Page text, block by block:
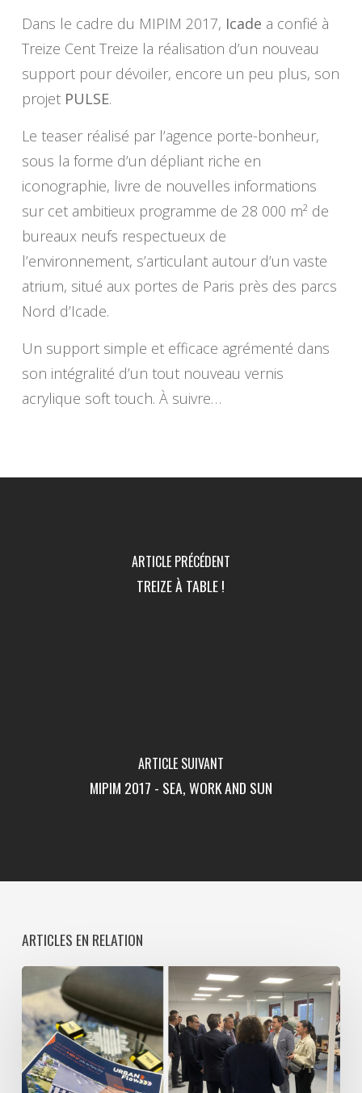
Dans le cadre du MIPIM 2017, Icade a confié à
Treize Cent Treize la réalisation d’un nouveau
support pour dévoiler, encore un peu plus, son
projet PULSE.
Le teaser réalisé par l’agence porte-bonheur,
sous la forme d’un dépliant riche en
iconographie, livre de nouvelles informations
sur cet ambitieux programme de 28 000 m² de
bureaux neufs respectueux de
l’environnement, s’articulant autour d’un vaste
atrium, situé aux portes de Paris près des parcs
Nord d’Icade.
Un support simple et efficace agrémenté dans
son intégralité d’un tout nouveau vernis
acrylique soft touch. À suivre…
ARTICLE PRÉCÉDENT
TREIZE À TABLE !
ARTICLE SUIVANT
MIPIM 2017 - SEA, WORK AND SUN
ARTICLES EN RELATION
Cent
Treize
décline
son
concept